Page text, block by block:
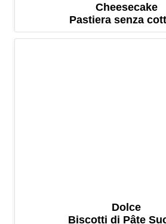
Cheesecake
Pastiera senza
Dolce
Biscotti di Pâte